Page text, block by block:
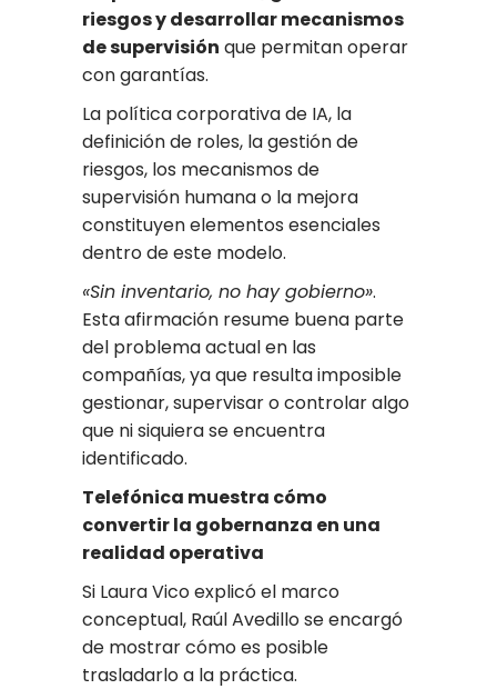
riesgos y desarrollar mecanismos
de supervisión que permitan operar
con garantías.
La política corporativa de IA, la
definición de roles, la gestión de
riesgos, los mecanismos de
supervisión humana o la mejora
constituyen elementos esenciales
dentro de este modelo.
«Sin inventario, no hay gobierno».
Esta afirmación resume buena parte
del problema actual en las
compañías, ya que resulta imposible
gestionar, supervisar o controlar algo
que ni siquiera se encuentra
identificado.
Telefónica muestra cómo
convertir la gobernanza en una
realidad operativa
Si Laura Vico explicó el marco
conceptual, Raúl Avedillo se encargó
de mostrar cómo es posible
trasladarlo a la práctica.